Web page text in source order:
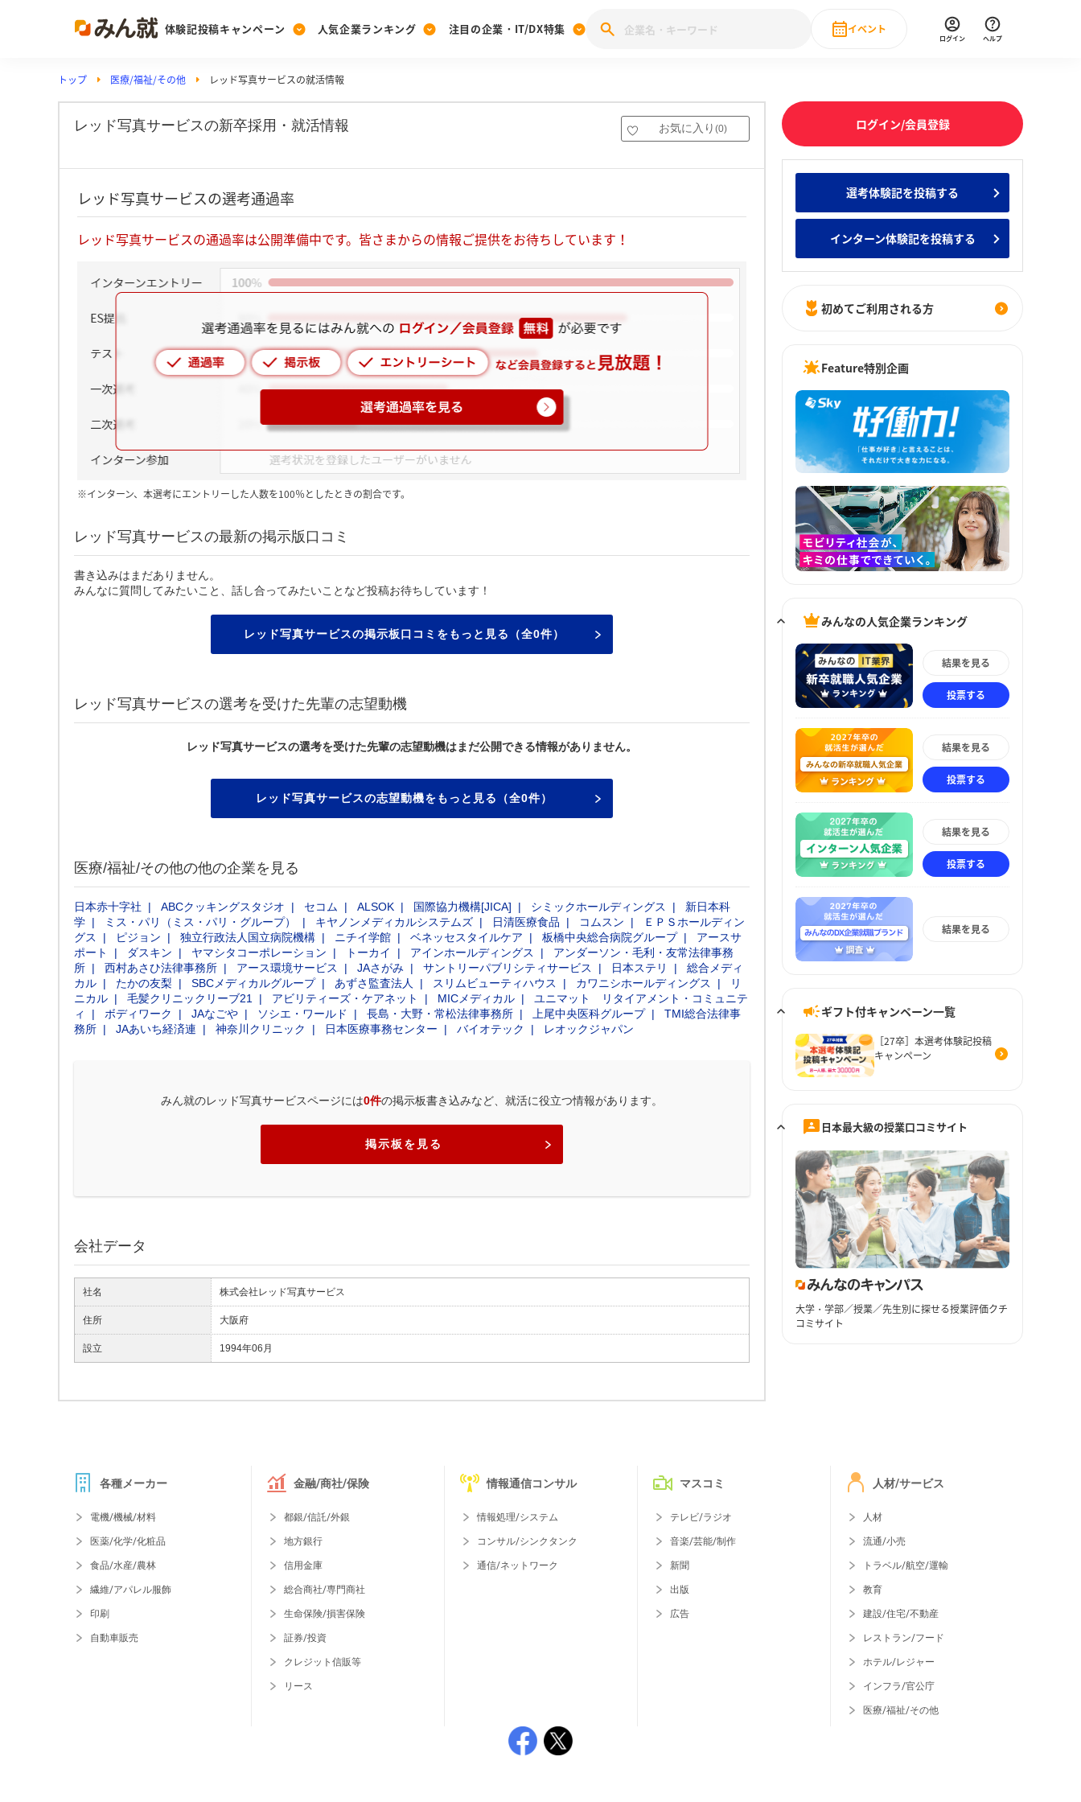
体験記投稿キャンペーン
Post
投稿する
[27卒] 本選考体験記投稿キャンペーン
人気企業ランキング
Ranking
ランキングを見る
投票する
みんなの新卒就職人気企業ランキング みんなのインターン人気企業ランキ
注目の企業・IT/DX特集
PickUp
注目の企業特集
28卒 IT・DX企業特集 27卒 IT・DX企業特集 28卒 IT・DX現場社員インタビュー
動画で知ろう！業界・企業研究
イベント
直近のイベント一覧
ログイン ヘルプ
トップ 医療/福祉/その他 レッド写真サービスの就活情報
レッド写真サービスの新卒採用・就活情報 お気に入り (0)
レッド写真サービスの選考通過率
レッド写真サービスの通過率は公開準備中です。皆さまからの情報ご提供をお待ちしています！
※インターン、本選考にエントリーした人数を100％としたときの割合です。
レッド写真サービスの最新の掲示版口コミ
書き込みはまだありません。
みんなに質問してみたいこと、話し合ってみたいことなど投稿お待ちしています！
レッド写真サービスの掲示板口コミをもっと見る（全0件）
レッド写真サービスの選考を受けた先輩の志望動機
レッド写真サービスの選考を受けた先輩の志望動機はまだ公開できる情報がありません。
レッド写真サービスの志望動機をもっと見る（全0件）
医療/福祉/その他の他の企業を見る
日本赤十字社 ABCクッキングスタジオ セコム ALSOK 国際協力機構[JICA] シミックホールディングス
新日本科
学
ミス・パリ（ミス・パリ・グループ） キヤノンメディカルシステムズ 日清医療食品 コムスン
ＥＰＳホールディン
グス
ピジョン 独立行政法人国立病院機構 ニチイ学館 ベネッセスタイルケア 板橋中央総合病院グループ
アースサ
ポート
ダスキン ヤマシタコーポレーション トーカイ アインホールディングス
アンダーソン・毛利・友常法律事務
所
西村あさひ法律事務所 アース環境サービス JAさがみ サントリーパブリシティサービス 日本ステリ
総合メディ
カル
たかの友梨 SBCメディカルグループ あずさ監査法人 スリムビューティハウス カワニシホールディングス
リ
ニカル
毛髪クリニックリーブ21 アビリティーズ・ケアネット MICメディカル
ユニマット リタイアメント・コミュニテ
ィ
ボディワーク JAなごや ソシエ・ワールド 長島・大野・常松法律事務所 上尾中央医科グループ
TMI総合法律事
務所
JAあいち経済連 神奈川クリニック 日本医療事務センター バイオテック レオックジャパン
みん就のレッド写真サービスページには0件の掲示板書き込みなど、就活に役立つ情報があります。
掲示板を見る
会社データ
社名 株式会社レッド写真サービス
住所 大阪府
設立 1994年06月
ログイン/会員登録
選考体験記を投稿する
インターン体験記を投稿する
初めてご利用される方
Feature特別企画
みんなの人気企業ランキング
結果を見る
投票する
結果を見る
投票する
結果を見る
投票する
結果を見る
ギフト付キャンペーン一覧
［27卒］本選考体験記投稿
キャンペーン
日本最大級の授業口コミサイト
大学・学部／授業／先生別に探せる授業評価クチ
コミサイト
各種メーカー
電機/機械/材料
医薬/化学/化粧品
食品/水産/農林
繊維/アパレル服飾
印刷
自動車販売
金融/商社/保険
都銀/信託/外銀
地方銀行
信用金庫
総合商社/専門商社
生命保険/損害保険
証券/投資
クレジット信販等
リース
情報通信コンサル
情報処理/システム
コンサル/シンクタンク
通信/ネットワーク
マスコミ
テレビ/ラジオ
音楽/芸能/制作
新聞
出版
広告
人材/サービス
人材
流通/小売
トラベル/航空/運輸
教育
建設/住宅/不動産
レストラン/フード
ホテル/レジャー
インフラ/官公庁
医療/福祉/その他